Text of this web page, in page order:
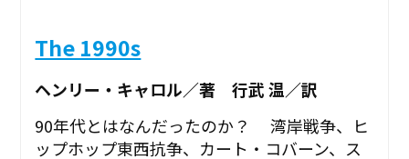
The 1990s
ヘンリー・キャロル／著 行武 温／訳
90年代とはなんだったのか？ 湾岸戦争、ヒ
ップホップ東西抗争、カート・コバーン、ス